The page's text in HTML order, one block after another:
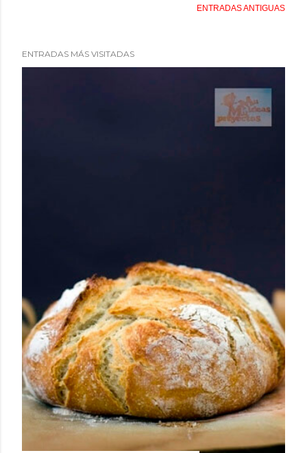
ENTRADAS ANTIGUAS
ENTRADAS MÁS VISITADAS